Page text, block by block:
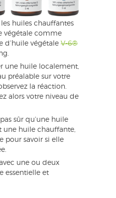
huiles chauffantes
végétale comme
d’huile végétale V-6®
une huile localement,
préalable sur votre
la réaction.
alors votre niveau de
sûr qu’une huile
une huile chauffante,
pour savoir si elle
une ou deux
essentielle et